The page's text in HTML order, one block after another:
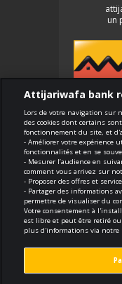
un
Attijariwafa bank
Lors de votre navigation sur
des cookies dont certains
fonctionnement du site, et
- Améliorer votre expérience
fonctionnalités et en se
- Mesurer l’audience en
comment vous arrivez sur
- Proposer des offres et
- Partager des informations
permettre de visualiser du
Votre consentement à
est libre et peut être retiré
plus d'informations via notre